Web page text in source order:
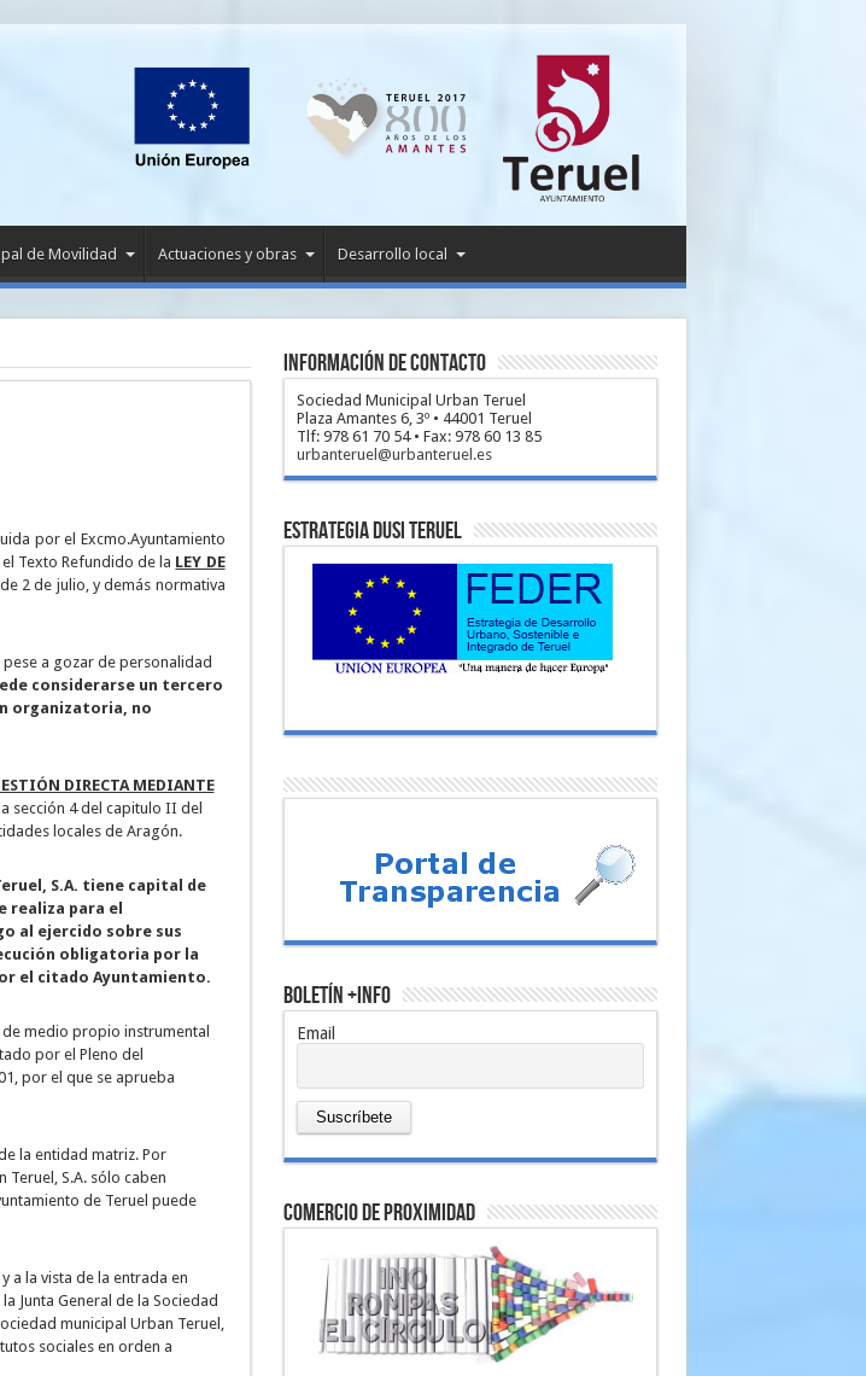
de Movilidad Actuaciones y obras Desarrollo local
por el Excmo.Ayuntamiento
Texto Refundido de la LEY DE
2 de julio, y demás normativa
a gozar de personalidad
considerarse un tercero
organizatoria, no
DIRECTA MEDIANTE
sección 4 del capitulo II del
locales de Aragón.
S.A. tiene capital de
realiza para el
al ejercido sobre sus
obligatoria por la
el citado Ayuntamiento.
medio propio instrumental
por el Pleno del
por el que se aprueba
la entidad matriz. Por
Teruel, S.A. sólo caben
de Teruel puede
a la vista de la entrada en
Junta General de la Sociedad
municipal Urban Teruel,
sociales en orden a
Información de Contacto
Sociedad Municipal Urban Teruel
Plaza Amantes 6, 3º • 44001 Teruel
Tlf: 978 61 70 54 • Fax: 978 60 13 85
urbanteruel@urbanteruel.es
Estrategia DUSI Teruel
Boletín +Info
Email
comercio de proximidad